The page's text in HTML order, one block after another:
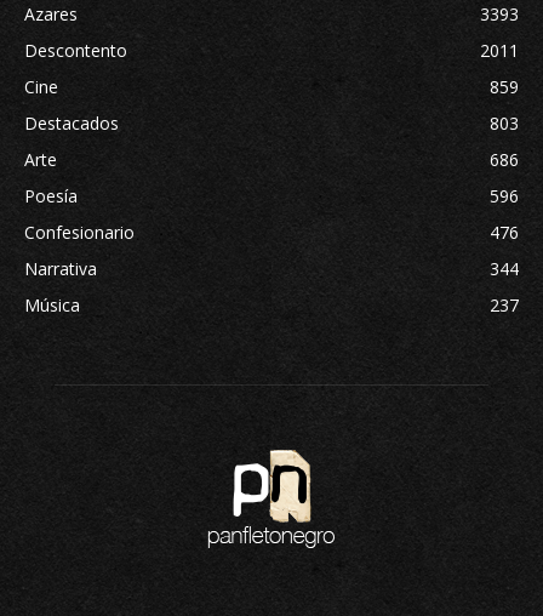
Azares
3393
Descontento
2011
Cine
859
Destacados
803
Arte
686
Poesía
596
Confesionario
476
Narrativa
344
Música
237